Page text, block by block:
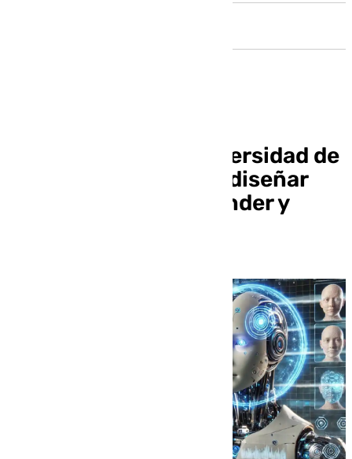
Científicos de la Universidad de
Granada trabajan en diseñar
una IA capaz de aprender y